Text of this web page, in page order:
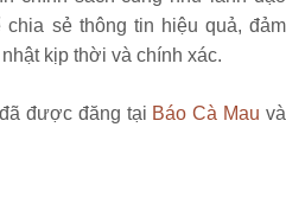
sẻ thông tin hiệu quả, đảm
kịp thời và chính xác.
được đăng tại Báo Cà Mauvà